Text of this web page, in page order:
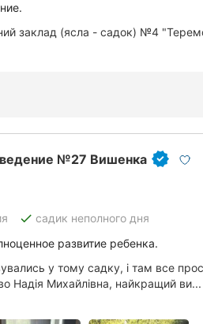
заклад (ясла - садок) №4
№27 Вишенка
done садик неполного дня
развитие ребенка.
у тому садку, і там все
Надія Михайлівна, найкращий ви...